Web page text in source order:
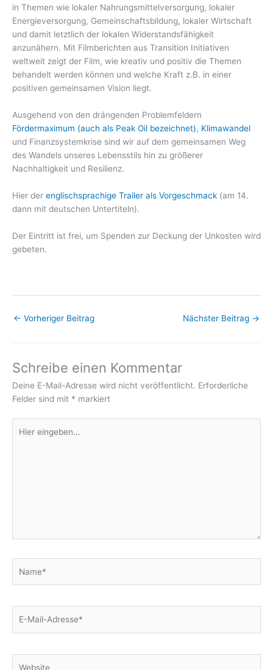
in Themen wie lokaler Nahrungsmittelversorgung, lokaler
Energieversorgung, Gemeinschaftsbildung, lokaler Wirtschaft
und damit letztlich der lokalen Widerstandsfähigkeit
anzunähern. Mit Filmberichten aus Transition Initiativen
weltweit zeigt der Film, wie kreativ und positiv die Themen
behandelt werden können und welche Kraft z.B. in einer
positiven gemeinsamen Vision liegt.
Ausgehend von den drängenden Problemfeldern
Fördermaximum (auch als Peak Oil bezeichnet), Klimawandel
und Finanzsystemkrise sind wir auf dem gemeinsamen Weg
des Wandels unseres Lebensstils hin zu größerer
Nachhaltigkeit und Resilienz.
Hier der englischsprachige Trailer als Vorgeschmack (am 14.
dann mit deutschen Untertiteln).
Der Eintritt ist frei, um Spenden zur Deckung der Unkosten wird
gebeten.
← Vorheriger Beitrag Nächster Beitrag →
Schreibe einen Kommentar
Deine E-Mail-Adresse wird nicht veröffentlicht. Erforderliche
Felder sind mit * markiert
eingeben…
Mail-